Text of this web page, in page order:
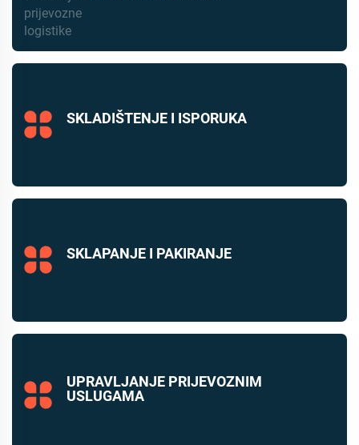
SKLADIŠTENJE I ISPORUKA
SKLAPANJE I PAKIRANJE
UPRAVLJANJE PRIJEVOZNIM
USLUGAMA